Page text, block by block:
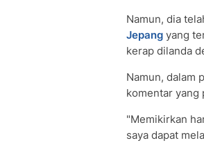
Namun, dia
Jepang yang
kerap dilanda
Namun, dalam
komentar yang
"Memikirkan
saya dapat